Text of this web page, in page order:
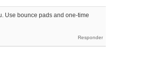
Use bounce pads and one-time